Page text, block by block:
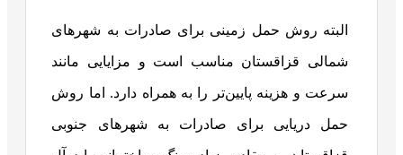
البته روش حمل زمینی برای صادرات به شهرهای
شمالی قزاقستان مناسب است و مزایایی مانند
سرعت و هزینه پایین‌تر را به همراه دارد. اما روش
حمل دریایی برای صادرات به شهرهای جنوبی